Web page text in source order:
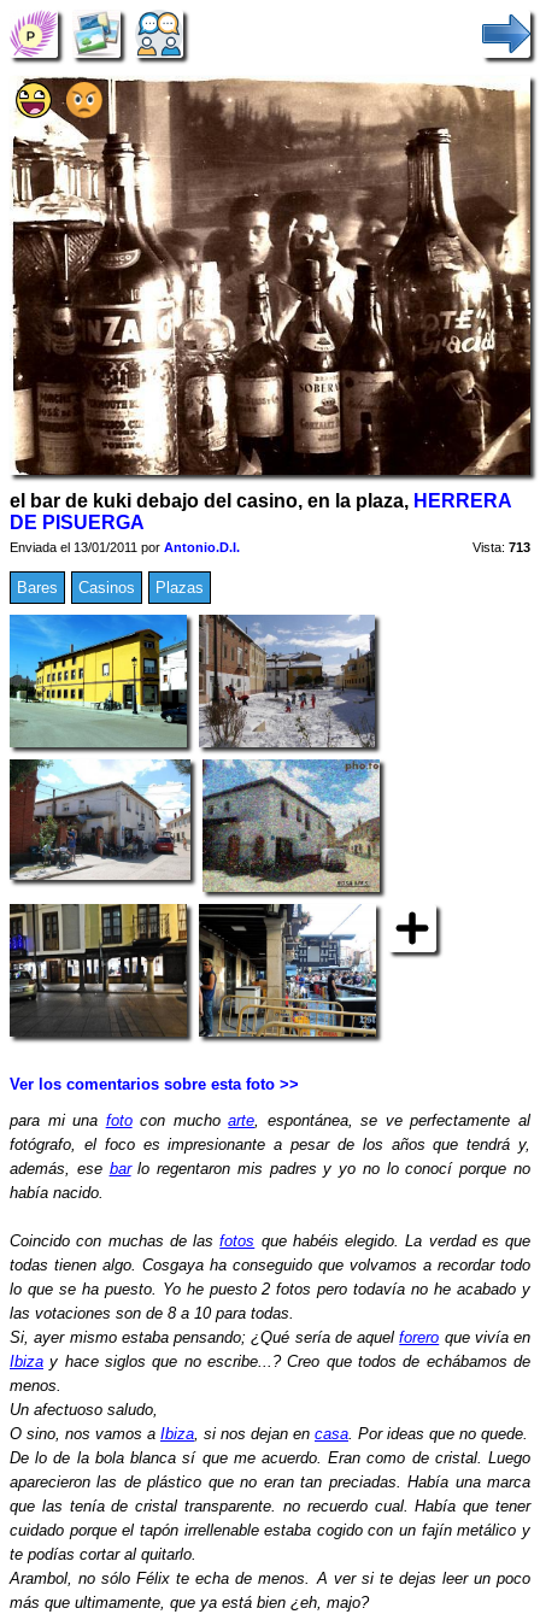
el bar de kuki debajo del casino, en la plaza, HERRERA
DE PISUERGA
Enviada el 13/01/2011 por Antonio.D.I. Vista: 713
Bares Casinos Plazas
Ver los comentarios sobre esta foto >>
para mi una fotocon muchoarte , espontánea, se ve perfectamente al
fotógrafo, el foco es impresionante a pesar de los años que tendrá y,
además, ese barlo regentaron mis padres y yo no lo conocí porque no
había nacido.
Coincido con muchas de lasfotos que habéis elegido. La verdad es que
todas tienen algo. Cosgaya ha conseguido que volvamos a recordar todo
lo que se ha puesto. Yo he puesto 2 fotos pero todavía no he acabado y
las votaciones son de 8 a 10 para todas.
Si, ayer mismo estaba pensando; ¿Qué sería de aquelforero que vivía en
Ibiza y hace siglos que no escribe...? Creo que todos de echábamos de
menos.
Un afectuoso saludo,
O sino, nos vamos a Ibiza , si nos dejan en casa . Por ideas que no quede.
De lo de la bola blanca sí que me acuerdo. Eran como de cristal. Luego
aparecieron las de plástico que no eran tan preciadas. Había una marca
que las tenía de cristal transparente. no recuerdo cual. Había que tener
cuidado porque el tapón irrellenable estaba cogido con un fajín metálico y
te podías cortar al quitarlo.
Arambol, no sólo Félix te echa de menos. A ver si te dejas leer un poco
más que ultimamente, que ya está bien ¿eh, majo?